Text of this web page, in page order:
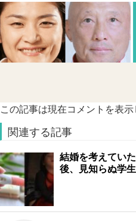
この記事は現在コメントを表示
関連する記事
結婚を考えてい
後、見知らぬ学